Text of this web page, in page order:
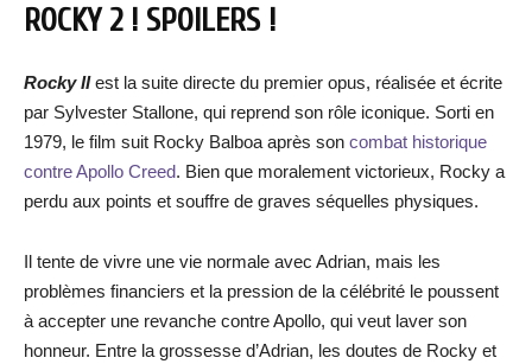
ROCKY 2 ! SPOILERS !
Rocky IIest la suite directe du premier opus, réalisée et écrite
par Sylvester Stallone, qui reprend son rôle iconique. Sorti en
1979, le film suit Rocky Balboa après son combat historique
contre Apollo Creed. Bien que moralement victorieux, Rocky a
perdu aux points et souffre de graves séquelles physiques.
Il tente de vivre une vie normale avec Adrian, mais les
problèmes financiers et la pression de la célébrité le poussent
à accepter une revanche contre Apollo, qui veut laver son
honneur. Entre la grossesse d’Adrian, les doutes de Rocky et